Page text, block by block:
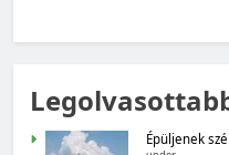
Magyarország
gazdasági várakozások
Épüljenek